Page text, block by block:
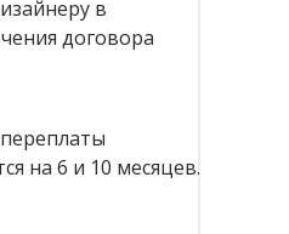
в
договора
на 6 и 10 месяцев.